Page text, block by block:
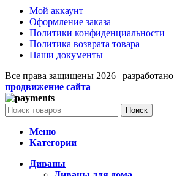
Мой аккаунт
Оформление заказа
Политики конфиденциальности
Политика возврата товара
Наши документы
Все права защищены 2026 | разработано
продвижение сайта
Поиск
Меню
Категории
Диваны